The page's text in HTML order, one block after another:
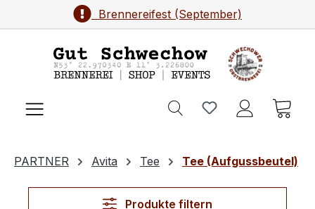
Zum Hauptinhalt springenBrennereifest (September)
PARTNER Avita Tee Tee (Aufgussbeutel)
Produkte filtern